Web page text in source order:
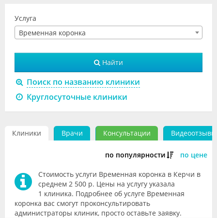
Резюме
Объявления
Форум
Клиники
Лаборатории
Услуга
Временная коронка
Найти
Поиск по названию клиники
Круглосуточные клиники
Клиники Врачи Консультации Видеоотзывы
по популярности по цене
Стоимость услуги Временная коронка в Керчи в
среднем 2 500 р. Цены на услугу указала
1 клиника. Подробнее об услуге Временная
коронка вас смогут проконсультировать
администраторы клиник, просто оставьте заявку.